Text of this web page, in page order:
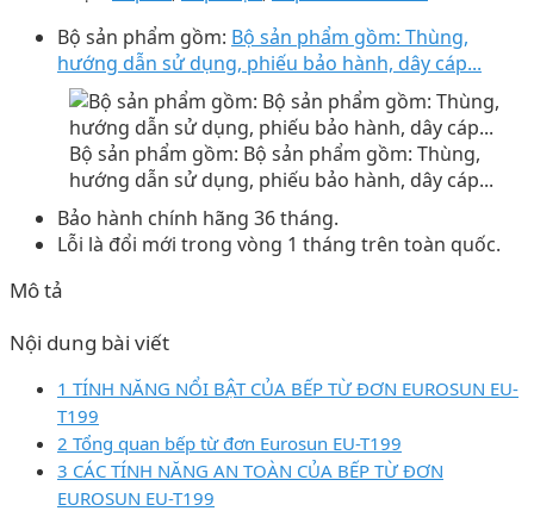
Bộ sản phẩm gồm: Bộ sản phẩm gồm: Thùng,
hướng dẫn sử dụng, phiếu bảo hành, dây cáp...
Bộ sản phẩm gồm: Bộ sản phẩm gồm: Thùng,
hướng dẫn sử dụng, phiếu bảo hành, dây cáp...
Bảo hành chính hãng 36 tháng.
Lỗi là đổi mới trong vòng 1 tháng trên toàn quốc.
Mô tả
Nội dung bài viết
1 TÍNH NĂNG NỔI BẬT CỦA BẾP TỪ ĐƠN EUROSUN EU-
T199
2 Tổng quan bếp từ đơn Eurosun EU-T199
3 CÁC TÍNH NĂNG AN TOÀN CỦA BẾP TỪ ĐƠN
EUROSUN EU-T199